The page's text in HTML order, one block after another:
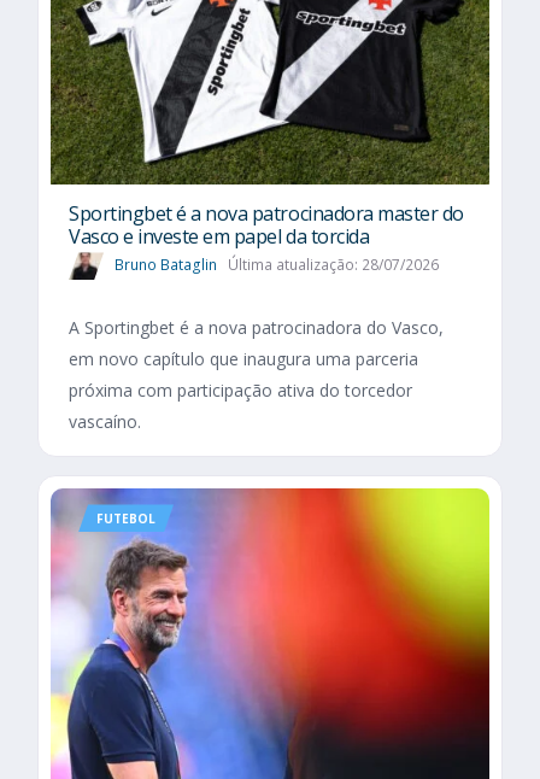
Sportingbet é a nova patrocinadora master do
Vasco e investe em papel da torcida
Bruno Bataglin Última atualização: 28/07/2026
A Sportingbet é a nova patrocinadora do Vasco,
em novo capítulo que inaugura uma parceria
próxima com participação ativa do torcedor
vascaíno.
FUTEBOL